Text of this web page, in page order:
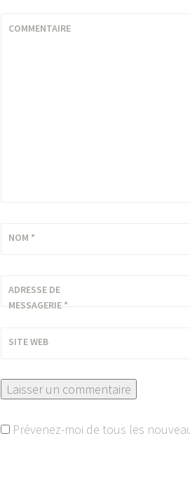
COMMENTAIRE
NOM *
ADRESSE DE
MESSAGERIE *
SITE WEB
Prévenez-moi de tous les